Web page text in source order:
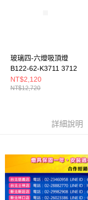
玻璃四-六燈吸頂燈
B122-62-K3711 3712
NT$2,120
NT$12,720
詳細說明